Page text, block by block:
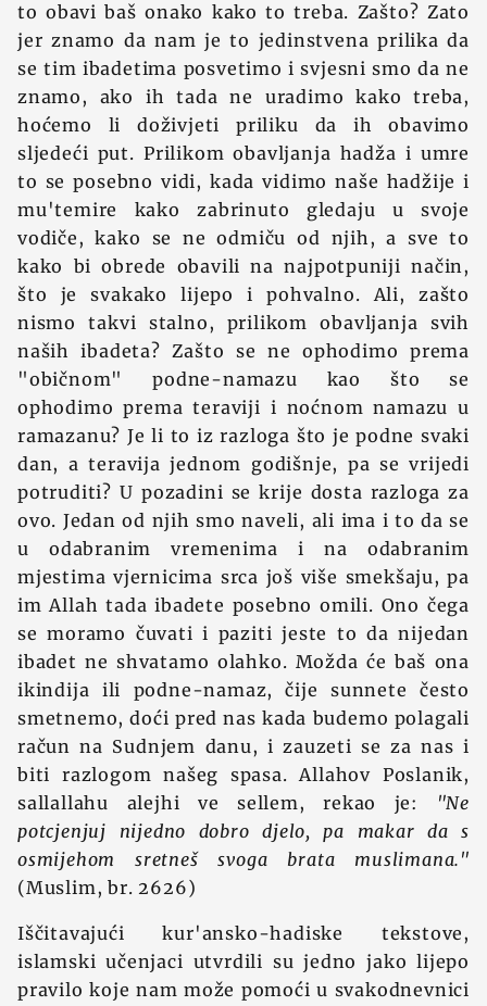
to obavi baš onako kako to treba. Zašto? Zato
jer znamo da nam je to jedinstvena prilika da
se tim ibadetima posvetimo i svjesni smo da ne
znamo, ako ih tada ne uradimo kako treba,
hoćemo li doživjeti priliku da ih obavimo
sljedeći put. Prilikom obavljanja hadža i umre
to se posebno vidi, kada vidimo naše hadžije i
mu'temire kako zabrinuto gledaju u svoje
vodiče, kako se ne odmiču od njih, a sve to
kako bi obrede obavili na najpotpuniji način,
što je svakako lijepo i pohvalno. Ali, zašto
nismo takvi stalno, prilikom obavljanja svih
naših ibadeta? Zašto se ne ophodimo prema
"običnom" podne-namazu kao što se
ophodimo prema teraviji i noćnom namazu u
ramazanu? Je li to iz razloga što je podne svaki
dan, a teravija jednom godišnje, pa se vrijedi
potruditi? U pozadini se krije dosta razloga za
ovo. Jedan od njih smo naveli, ali ima i to da se
u odabranim vremenima i na odabranim
mjestima vjernicima srca još više smekšaju, pa
im Allah tada ibadete posebno omili. Ono čega
se moramo čuvati i paziti jeste to da nijedan
ibadet ne shvatamo olahko. Možda će baš ona
ikindija ili podne-namaz, čije sunnete često
smetnemo, doći pred nas kada budemo polagali
račun na Sudnjem danu, i zauzeti se za nas i
biti razlogom našeg spasa. Allahov Poslanik,
sallallahu alejhi ve sellem, rekao je:
"Ne
potcjenjuj nijedno dobro djelo, pa makar da s
osmijehom sretneš svoga brata muslimana."
(Muslim, br. 2626)
Iščitavajući kur'ansko-hadiske tekstove,
islamski učenjaci utvrdili su jedno jako lijepo
pravilo koje nam može pomoći u svakodnevnici